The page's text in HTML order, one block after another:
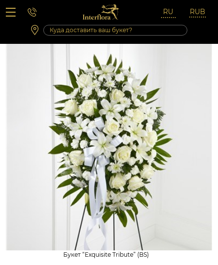
Вопросы-ответы
Сб 10:00 ‐ 14:00
Выходные и праздничные дни
Букет “Exquisite Tribute” (BS)